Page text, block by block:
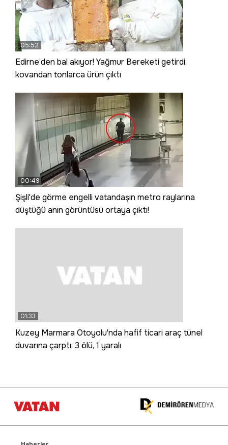
05:52
Edirne’den bal akıyor! Yağmur Bereketi getirdi,
kovandan tonlarca ürün çıktı
00:49
Şişli'de görme engelli vatandaşın metro raylarına
düştüğü anın görüntüsü ortaya çıktı!
01:33
Kuzey Marmara Otoyolu'nda hafif ticari araç tünel
duvarına çarptı: 3 ölü, 1 yaralı